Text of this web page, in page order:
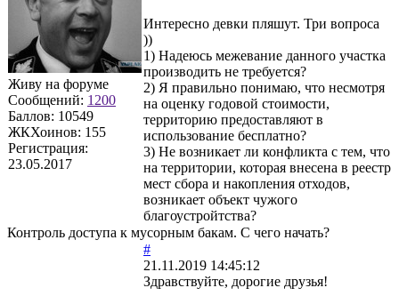
Живу на форуме
Сообщений: 1200
Баллов: 10549
ЖКХоинов: 155
Регистрация:
23.05.2017
Интересно девки пляшут. Три вопроса
))
1) Надеюсь межевание данного участка
производить не требуется?
2) Я правильно понимаю, что несмотря
на оценку годовой стоимости,
территорию предоставляют в
использование бесплатно?
3) Не возникает ли конфликта с тем, что
на территории, которая внесена в реестр
мест сбора и накопления отходов,
возникает объект чужого
благоустройтства?
Контроль доступа к мусорным бакам. С чего начать?
#
21.11.2019 14:45:12
Здравствуйте, дорогие друзья!